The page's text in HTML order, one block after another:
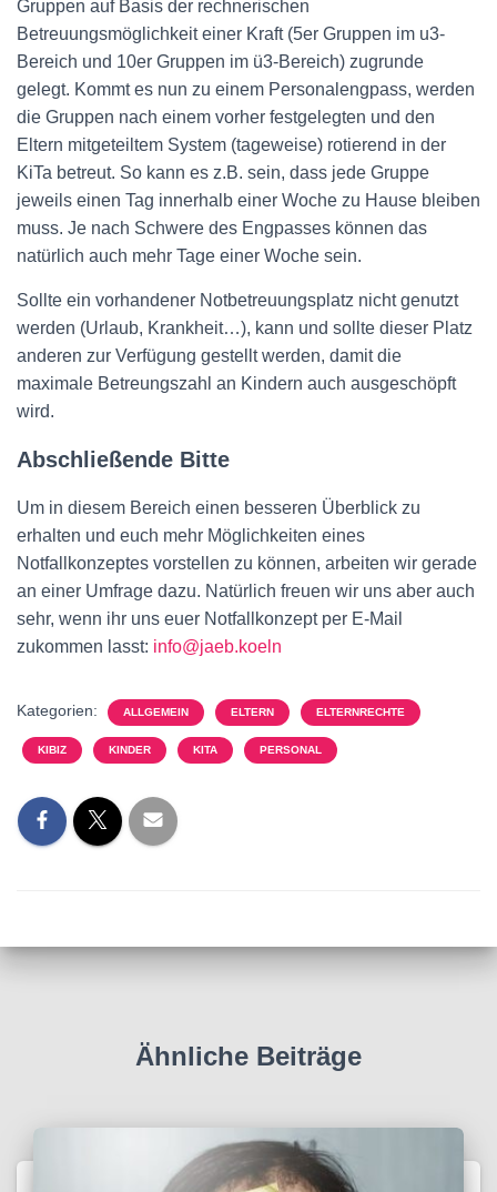
Gruppen auf Basis der rechnerischen
Betreuungsmöglichkeit einer Kraft (5er Gruppen im u3-
Bereich und 10er Gruppen im ü3-Bereich) zugrunde
gelegt. Kommt es nun zu einem Personalengpass, werden
die Gruppen nach einem vorher festgelegten und den
Eltern mitgeteiltem System (tageweise) rotierend in der
KiTa betreut. So kann es z.B. sein, dass jede Gruppe
jeweils einen Tag innerhalb einer Woche zu Hause bleiben
muss. Je nach Schwere des Engpasses können das
natürlich auch mehr Tage einer Woche sein.
Sollte ein vorhandener Notbetreuungsplatz nicht genutzt
werden (Urlaub, Krankheit…), kann und sollte dieser Platz
anderen zur Verfügung gestellt werden, damit die
maximale Betreungszahl an Kindern auch ausgeschöpft
wird.
Abschließende Bitte
Um in diesem Bereich einen besseren Überblick zu
erhalten und euch mehr Möglichkeiten eines
Notfallkonzeptes vorstellen zu können, arbeiten wir gerade
an einer Umfrage dazu. Natürlich freuen wir uns aber auch
sehr, wenn ihr uns euer Notfallkonzept per E-Mail
zukommen lasst: info@jaeb.koeln
Kategorien: ALLGEMEIN ELTERN ELTERNRECHTE
KIBIZ KINDER KITA PERSONAL
Ähnliche Beiträge